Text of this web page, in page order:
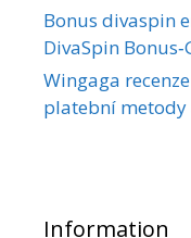
Bonus divaspin
DivaSpin
Wingaga
platební
Information